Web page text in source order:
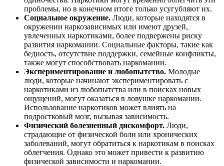
проблемы, но в конечном итоге только усугубляют их.
Социальное окружение. Люди, которые находятся в
окружении наркозависимых или имеют друзей,
увлеченных наркотиками, более подвержены риску
развития наркомании. Социальные факторы, такие как
бедность, отсутствие поддержки, семейные конфликты,
также могут способствовать наркомании.
Экспериментирование и любопытство. Молодые
люди, которые начинают экспериментировать с
наркотиками из любопытства или в поисках новых
ощущений, могут оказаться в ловушке наркомании.
Использование наркотиков может влиять на
подростковый мозг, вызывая зависимость.
Физический болезненный дискомфорт. Люди,
страдающие от физической боли или хронических
заболеваний, могут обратиться к наркотикам в поисках
облегчения. Однако это может привести к развитию
физической зависимости и наркомании.